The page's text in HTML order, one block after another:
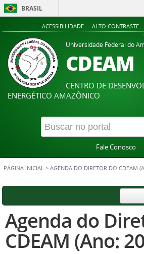
BRASIL
ACESSIBILIDADE ALTO CONTRASTE
Universidade Federal do
CDEAM
CENTRO DE
ENERGÉTICO AMAZÔNICO
Fale Conosco
PÁGINA INICIAL > AGENDA DO DIRETOR DO CDEAM
Agenda do
CDEAM (Ano: